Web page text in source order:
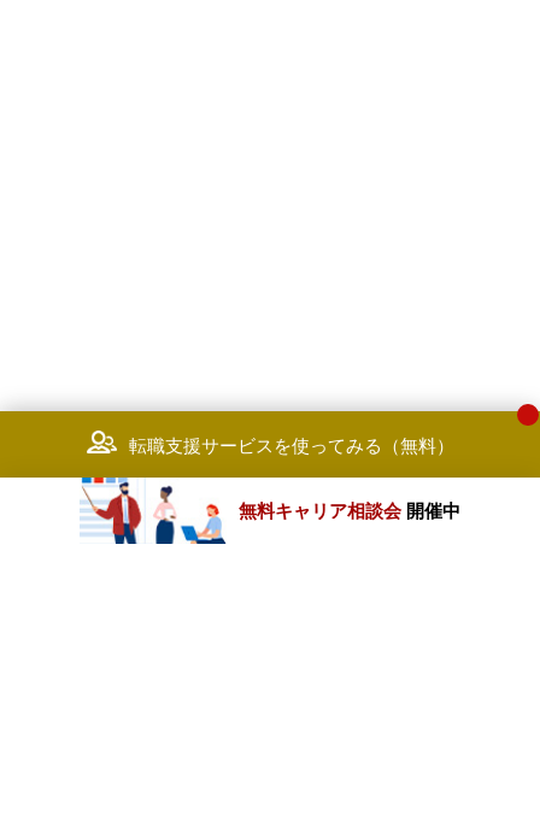
転職支援サービスを使ってみる（無料）
無料キャリア相談会 開催中